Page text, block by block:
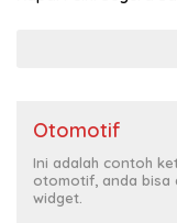
Otomotif
Ini adalah contoh
otomotif, anda bisa
widget.